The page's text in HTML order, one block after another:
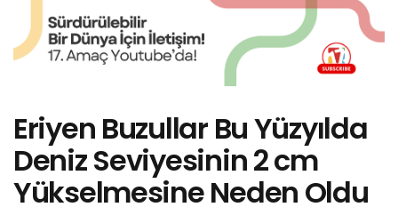
Eriyen Buzullar Bu Yüzyılda
Deniz Seviyesinin 2 cm
Yükselmesine Neden Oldu